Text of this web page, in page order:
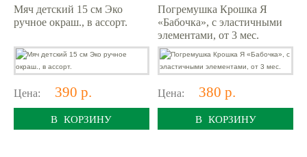
Мяч детский 15 см Эко
ручное окраш., в ассорт.
Цена: 390 р.
В КОРЗИНУ
Погремушка Крошка Я
«Бабочка», с эластичными
элементами, от 3 мес.
Цена: 380 р.
В КОРЗИНУ